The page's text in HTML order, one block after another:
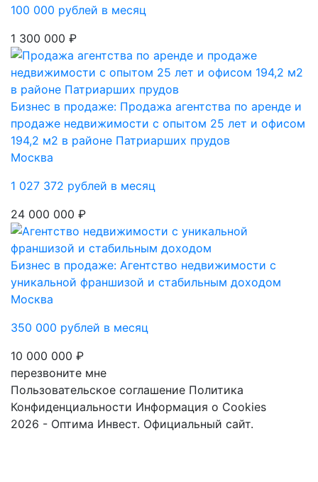
100 000 рублей в месяц
1 300 000 ₽
Бизнес в продаже: Продажа агентства по аренде и
продаже недвижимости с опытом 25 лет и офисом
194,2 м2 в районе Патриарших прудов
Москва
1 027 372 рублей в месяц
24 000 000 ₽
Бизнес в продаже: Агентство недвижимости с
уникальной франшизой и стабильным доходом
Москва
350 000 рублей в месяц
10 000 000 ₽
перезвоните мне
Пользовательское соглашение Политика
Конфиденциальности Информация о Cookies
2026 - Оптима Инвест. Официальный сайт.